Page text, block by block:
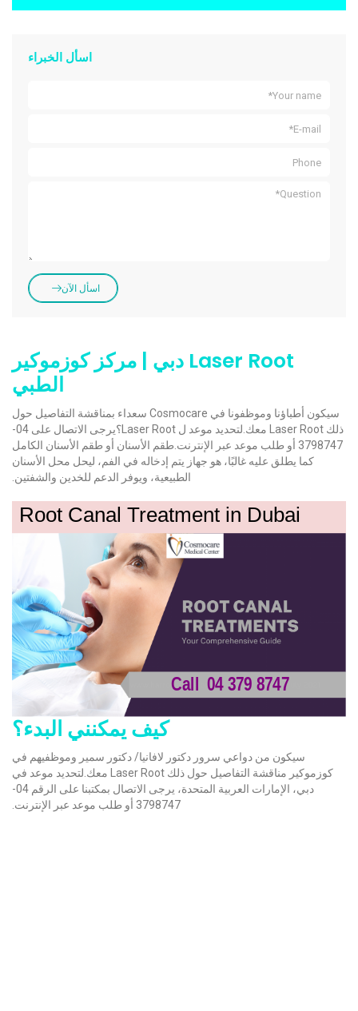
اسأل الخبراء
اسأل الآن
Laser Root دبي | مركز كوزموكير
الطبي
سيكون أطباؤنا وموظفونا في Cosmocare سعداء بمناقشة التفاصيل حول
ذلك Laser Root معك.لتحديد موعد ل Laser Root؟يرجى الاتصال على 04-
3798747 أو طلب موعد عبر الإنترنت.طقم الأسنان أو طقم الأسنان الكامل
كما يطلق عليه غالبًا، هو جهاز يتم إدخاله في الفم، ليحل محل الأسنان
الطبيعية، ويوفر الدعم للخدين والشفتين.
كيف يمكنني البدء؟
سيكون من دواعي سرور دكتور لافانيا/ دكتور سمير وموظفيهم في
كوزموكير مناقشة التفاصيل حول ذلك Laser Root معك.لتحديد موعد في
دبي، الإمارات العربية المتحدة، يرجى الاتصال بمكتبنا على الرقم 04-
3798747 أو طلب موعد عبر الإنترنت.